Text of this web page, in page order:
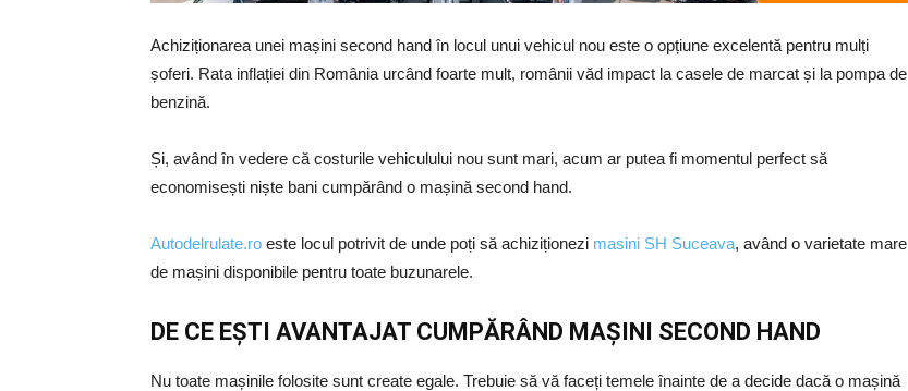
Achiziționarea unei mașini second hand în locul unui vehicul nou este o opțiune excelentă pentru mulți
șoferi. Rata inflației din România urcând foarte mult, românii văd impact la casele de marcat și la pompa de
benzină.
Și, având în vedere că costurile vehiculului nou sunt mari, acum ar putea fi momentul perfect să
economisești niște bani cumpărând o mașină second hand.
Autodelrulate.ro este locul potrivit de unde poți să achiziționezi masini SH Suceava, având o varietate mare
de mașini disponibile pentru toate buzunarele.
DE CE EȘTI AVANTAJAT CUMPĂRÂND MAȘINI SECOND HAND
Nu toate mașinile folosite sunt create egale. Trebuie să vă faceți temele înainte de a decide dacă o mașină